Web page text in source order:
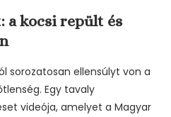
a kocsi repült és
sorozatosan ellensúlyt von a
Egy tavaly
videója, amelyet a Magyar